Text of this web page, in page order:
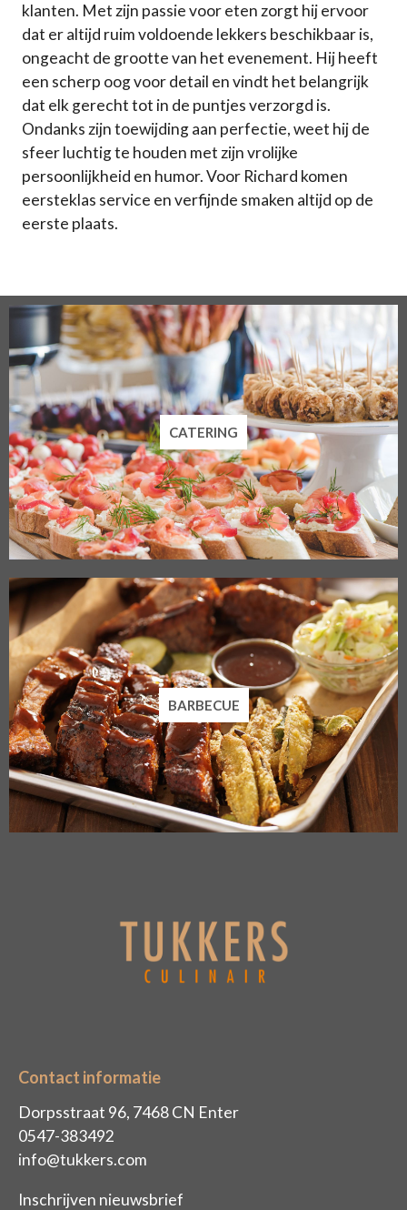
klanten. Met zijn passie voor eten zorgt hij ervoor
dat er altijd ruim voldoende lekkers beschikbaar is,
ongeacht de grootte van het evenement. Hij heeft
een scherp oog voor detail en vindt het belangrijk
dat elk gerecht tot in de puntjes verzorgd is.
Ondanks zijn toewijding aan perfectie, weet hij de
sfeer luchtig te houden met zijn vrolijke
persoonlijkheid en humor. Voor Richard komen
eersteklas service en verfijnde smaken altijd op de
eerste plaats.
CATERING
BARBECUE
Contact informatie
Dorpsstraat 96, 7468 CN Enter
0547-383492
info@tukkers.com
Inschrijven nieuwsbrief